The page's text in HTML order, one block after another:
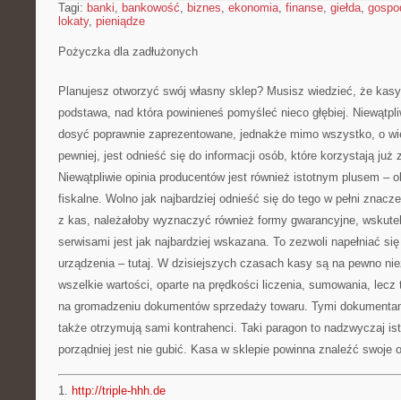
Tagi: banki, bankowość, biznes, ekonomia, finanse, giełda,
lokaty, pieniądze
Pożyczka dla zadłużonych
Planujesz otworzyć swój własny sklep? Musisz wiedzieć, że
podstawa, nad która powinieneś pomyśleć nieco głębiej.
dosyć poprawnie zaprezentowane, jednakże mimo wszystko, o
pewniej, jest odnieść się do informacji osób, które korzystają już
Niewątpliwie opinia producentów jest również istotnym plusem –
fiskalne. Wolno jak najbardziej odnieść się do tego w pełni
z kas, należałoby wyznaczyć również formy gwarancyjne,
serwisami jest jak najbardziej wskazana. To zezwoli napełniać
urządzenia – tutaj. W dzisiejszych czasach kasy są na pewno
wszelkie wartości, oparte na prędkości liczenia, sumowania,
na gromadzeniu dokumentów sprzedaży towaru. Tymi
także otrzymują sami kontrahenci. Taki paragon to nadzwyczaj
porządniej jest nie gubić. Kasa w sklepie powinna znaleźć swoje
1. http://triple-hhh.de